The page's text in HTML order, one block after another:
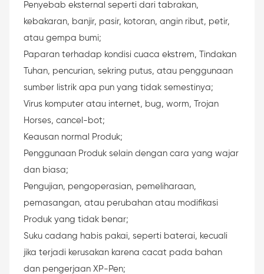
Penyebab eksternal seperti dari tabrakan,
kebakaran, banjir, pasir, kotoran, angin ribut, petir,
atau gempa bumi;
Paparan terhadap kondisi cuaca ekstrem, Tindakan
Tuhan, pencurian, sekring putus, atau penggunaan
sumber listrik apa pun yang tidak semestinya;
Virus komputer atau internet, bug, worm, Trojan
Horses, cancel-bot;
Keausan normal Produk;
Penggunaan Produk selain dengan cara yang wajar
dan biasa;
Pengujian, pengoperasian, pemeliharaan,
pemasangan, atau perubahan atau modifikasi
Produk yang tidak benar;
Suku cadang habis pakai, seperti baterai, kecuali
jika terjadi kerusakan karena cacat pada bahan
dan pengerjaan XP-Pen;